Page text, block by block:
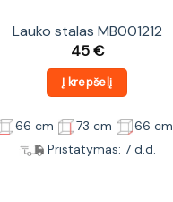
Lauko stalas MB001212
45€
Į krepšelį
66 cm 73 cm
66 cm
Pristatymas: 7 d.d.